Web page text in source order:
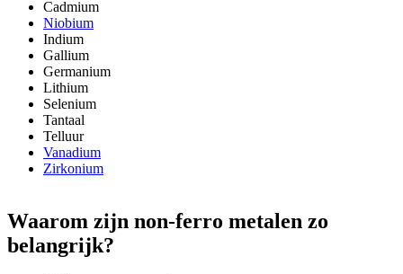
Cadmium
Niobium
Indium
Gallium
Germanium
Lithium
Selenium
Tantaal
Telluur
Vanadium
Zirkonium
Waarom zijn non-ferro metalen zo
belangrijk?